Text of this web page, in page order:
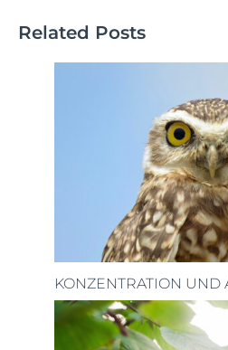
Related Posts
KONZENTRATION UND